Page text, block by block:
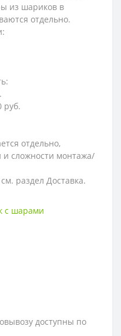
из шариков в
отдельно.
руб.
отдельно,
и сложности монтажа/
раздел Доставка.
с шарами
доступны по